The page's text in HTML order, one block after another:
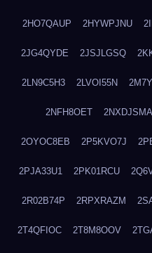
2HO7QAUP 2HYWPJNU
2JG4QYDE 2JSJLGSQ
2LN9C5H3 2LVOI55N
2NFH8OET 2NXDJSMA
2OYOC8EB 2P5KVO7J
2PJA33U1 2PK01RCU
2R02B74P 2RPXRAZM
2T4QFIOC 2T8M8OOV